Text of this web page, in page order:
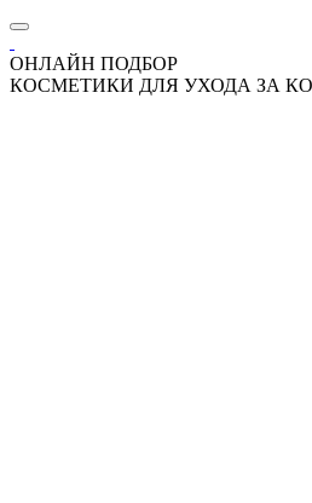
ОНЛАЙН ПОДБОР
КОСМЕТИКИ ДЛЯ УХОДА ЗА